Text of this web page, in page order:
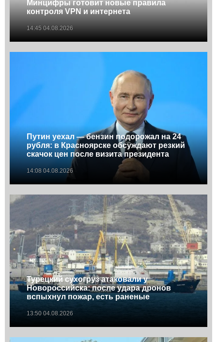
Минцифры готовит новые правила
контроля VPN и интернета
14:45 04.08.2026
Путин уехал — бензин подорожал на 24
рубля: в Красноярске обсуждают резкий
скачок цен после визита президента
14:08 04.08.2026
Турецкий сухогруз атаковали у
Новороссийска: после удара дронов
вспыхнул пожар, есть раненые
13:50 04.08.2026